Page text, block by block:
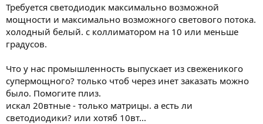
а
Требуется светодиодик максимально возможной
мощности и максимально возможного светового потока.
холодный белый. с коллиматором на 10 или меньше
градусов.
Что у нас промышленность выпускает из свеженикого
супермощного? только чтоб через инет заказать можно
было. Помогите плиз.
искал 20втные - только матрицы. а есть ли
светодиодики? или хотяб 10вт...